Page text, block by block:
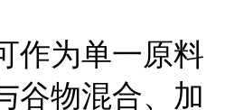
作为单一原料
谷物混合、加